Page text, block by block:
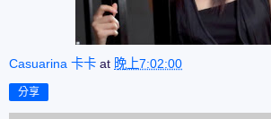
Casuarina 卡卡 at 晚上7:02:00
分享